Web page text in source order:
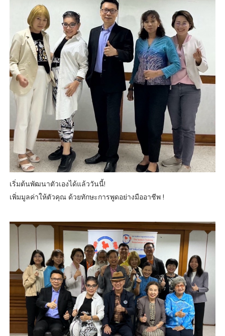
เริ่มต้นพัฒนาตัวเองได้แล้ววันนี้!
เพิ่มมูลค่าให้ตัวคุณ ด้วยทักษะการพูดอย่างมืออาชีพ !